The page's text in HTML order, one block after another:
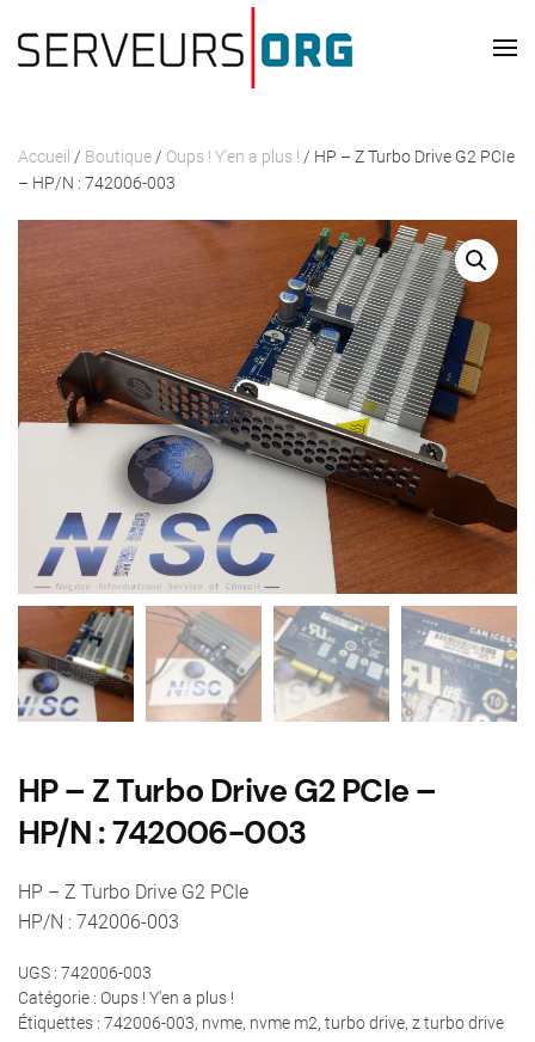
Passer au contenu principal
Accueil / Boutique / Oups ! Y'en a plus ! / HP – Z Turbo Drive G2 PCIe
– HP/N : 742006-003
HP – Z Turbo Drive G2 PCIe –
HP/N : 742006-003
HP – Z Turbo Drive G2 PCIe
HP/N : 742006-003
UGS : 742006-003
Catégorie : Oups ! Y'en a plus !
Étiquettes : 742006-003, nvme, nvme m2, turbo drive, z turbo drive